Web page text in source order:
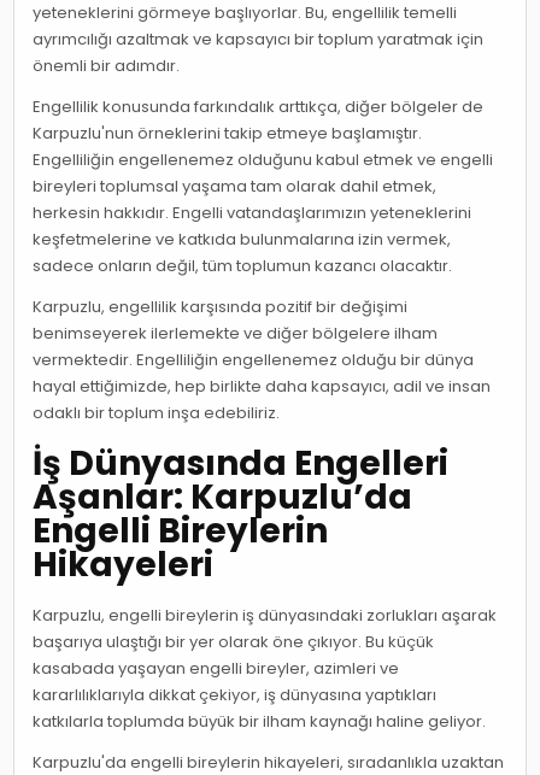
yeteneklerini görmeye başlıyorlar. Bu, engellilik temelli
ayrımcılığı azaltmak ve kapsayıcı bir toplum yaratmak için
önemli bir adımdır.
Engellilik konusunda farkındalık arttıkça, diğer bölgeler de
Karpuzlu'nun örneklerini takip etmeye başlamıştır.
Engelliliğin engellenemez olduğunu kabul etmek ve engelli
bireyleri toplumsal yaşama tam olarak dahil etmek,
herkesin hakkıdır. Engelli vatandaşlarımızın yeteneklerini
keşfetmelerine ve katkıda bulunmalarına izin vermek,
sadece onların değil, tüm toplumun kazancı olacaktır.
Karpuzlu, engellilik karşısında pozitif bir değişimi
benimseyerek ilerlemekte ve diğer bölgelere ilham
vermektedir. Engelliliğin engellenemez olduğu bir dünya
hayal ettiğimizde, hep birlikte daha kapsayıcı, adil ve insan
odaklı bir toplum inşa edebiliriz.
İş Dünyasında Engelleri
Aşanlar: Karpuzlu’da
Engelli Bireylerin
Hikayeleri
Karpuzlu, engelli bireylerin iş dünyasındaki zorlukları aşarak
başarıya ulaştığı bir yer olarak öne çıkıyor. Bu küçük
kasabada yaşayan engelli bireyler, azimleri ve
kararlılıklarıyla dikkat çekiyor, iş dünyasına yaptıkları
katkılarla toplumda büyük bir ilham kaynağı haline geliyor.
Karpuzlu'da engelli bireylerin hikayeleri, sıradanlıkla uzaktan